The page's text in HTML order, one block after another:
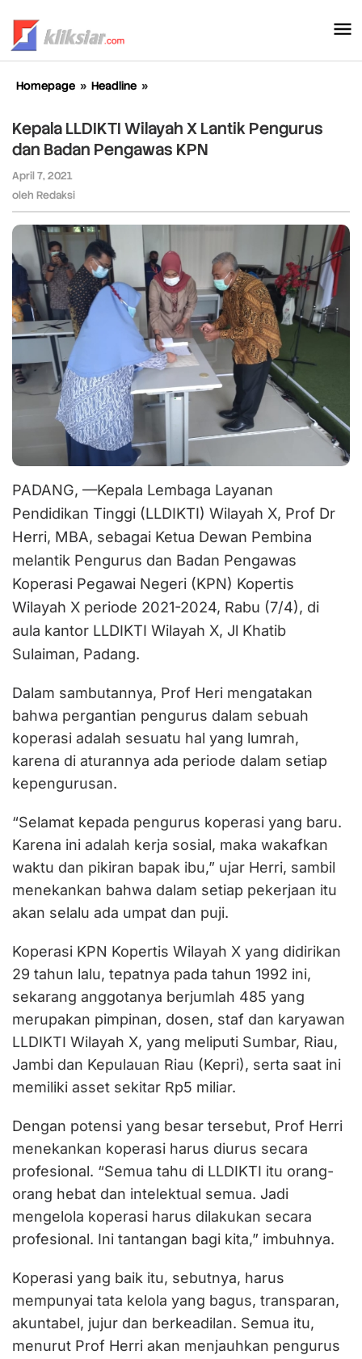
konten
Homepage » Headline »
Wilayah
X
Lantik
Pengawas
Kepala LLDIKTI Wilayah X Lantik Pengurus
dan Badan Pengawas KPN
April 7, 2021
oleh Redaksi
PADANG, —Kepala Lembaga Layanan
Pendidikan Tinggi (LLDIKTI) Wilayah X, Prof Dr
Herri, MBA, sebagai Ketua Dewan Pembina
melantik Pengurus dan Badan Pengawas
Koperasi Pegawai Negeri (KPN) Kopertis
Wilayah X periode 2021-2024, Rabu (7/4), di
aula kantor LLDIKTI Wilayah X, Jl Khatib
Sulaiman, Padang.
Dalam sambutannya, Prof Heri mengatakan
bahwa pergantian pengurus dalam sebuah
koperasi adalah sesuatu hal yang lumrah,
karena di aturannya ada periode dalam setiap
kepengurusan.
“Selamat kepada pengurus koperasi yang baru.
Karena ini adalah kerja sosial, maka wakafkan
waktu dan pikiran bapak ibu,” ujar Herri, sambil
menekankan bahwa dalam setiap pekerjaan itu
akan selalu ada umpat dan puji.
Koperasi KPN Kopertis Wilayah X yang didirikan
29 tahun lalu, tepatnya pada tahun 1992 ini,
sekarang anggotanya berjumlah 485 yang
merupakan pimpinan, dosen, staf dan karyawan
LLDIKTI Wilayah X, yang meliputi Sumbar, Riau,
Jambi dan Kepulauan Riau (Kepri), serta saat ini
memiliki asset sekitar Rp5 miliar.
Dengan potensi yang besar tersebut, Prof Herri
menekankan koperasi harus diurus secara
profesional. “Semua tahu di LLDIKTI itu orang-
orang hebat dan intelektual semua. Jadi
mengelola koperasi harus dilakukan secara
profesional. Ini tantangan bagi kita,” imbuhnya.
Koperasi yang baik itu, sebutnya, harus
mempunyai tata kelola yang bagus, transparan,
akuntabel, jujur dan berkeadilan. Semua itu,
menurut Prof Herri akan menjauhkan pengurus